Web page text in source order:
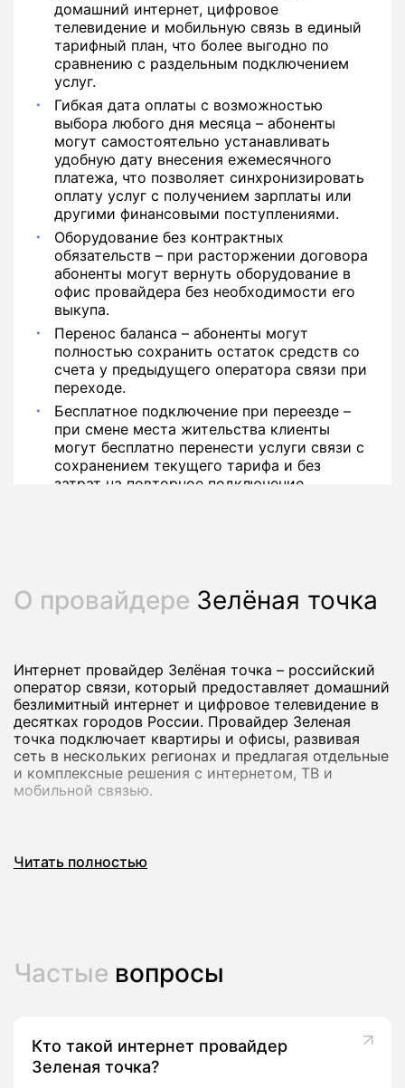
домашний интернет, цифровое
телевидение и мобильную связь в единый
тарифный план, что более выгодно по
сравнению с раздельным подключением
услуг.
Гибкая дата оплаты с возможностью
выбора любого дня месяца – абоненты
могут самостоятельно устанавливать
удобную дату внесения ежемесячного
платежа, что позволяет синхронизировать
оплату услуг с получением зарплаты или
другими финансовыми поступлениями.
Оборудование без контрактных
обязательств – при расторжении договора
абоненты могут вернуть оборудование в
офис провайдера без необходимости его
выкупа.
Перенос баланса – абоненты могут
полностью сохранить остаток средств со
счета у предыдущего оператора связи при
переходе.
Бесплатное подключение при переезде –
при смене места жительства клиенты
могут бесплатно перенести услуги связи с
сохранением текущего тарифа и без
затрат на повторное подключение.
О провайдере Зелёная точка
Интернет провайдер Зелёная точка – российский
оператор связи, который предоставляет домашний
безлимитный интернет и цифровое телевидение в
десятках городов России. Провайдер Зеленая
точка подключает квартиры и офисы, развивая
сеть в нескольких регионах и предлагая отдельные
и комплексные решения с интернетом, ТВ и
мобильной связью.
проверим возможность подключения по вашему
Зеленая точка в Ельце
шагов.
Читать полностью
Частые вопросы
Кто такой интернет провайдер
Зеленая точка?